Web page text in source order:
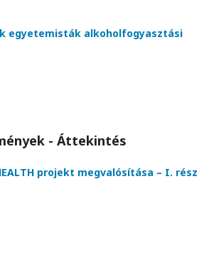
egyetemisták alkoholfogyasztási
- Áttekintés
projekt megvalósítása – I. rész